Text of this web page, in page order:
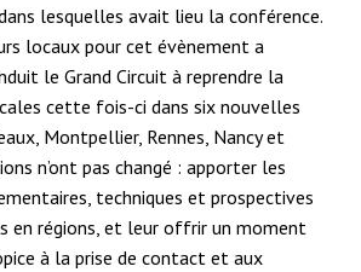
lesquelles avait lieu la conférence.
locaux pour cet évènement a
le Grand Circuit à reprendre la
cette fois-ci dans six nouvelles
Montpellier, Rennes, Nancy et
n’ont pas changé : apporter les
techniques et prospectives
en régions, et leur offrir un moment
à la prise de contact et aux